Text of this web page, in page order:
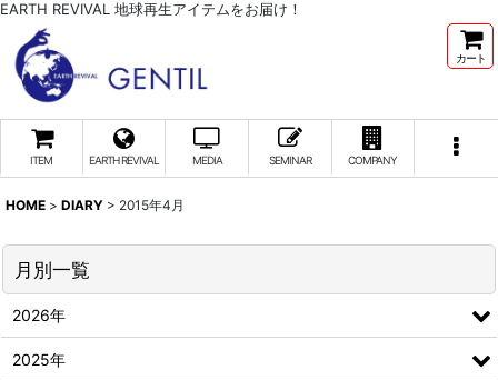
EARTH REVIVAL 地球再生アイテムをお届け！
カート
ITEM EARTH REVIVAL MEDIA SEMINAR COMPANY
HOME > DIARY > 2015年4月
月別一覧
2026年
2025年